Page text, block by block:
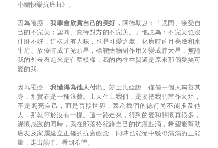
小編快樂抗癌曲》。
因為罹癌，我學會欣賞自己的美好，阿德勒說：「認同、接受自
己的不完美；認同、寬待對方的不完美。」他認為：不完美也沒
什麼不好，這樣才有人味，也是可愛之處。化療時的月亮臉和水
牛肩、放療時成了光頭星，標靶藥物副作用又變成胖大星，無論
我的外表看起來是什麼模樣，我的內在本質還是原來那個愛笑可
愛的我。
因為罹癌，我懂得為他人付出。莎士比亞說：僅僅一個人獨善其
身，那實在是一種浪費。上天生上我們，是要把我們當作火炬，
不是照亮自己，而是普照世界；因為我們的德行尚不能推及他
人，那就等於沒有一樣。這一路走來，得到的愛和關懷真很多，
滿懷感激的同時，我在部落格紀錄自己的抗癌點滴，希望能幫助
癌友及家屬建立正確的抗癌觀念，同時也能從中獲得滿滿的正能
量，走出黑暗、看到希望。